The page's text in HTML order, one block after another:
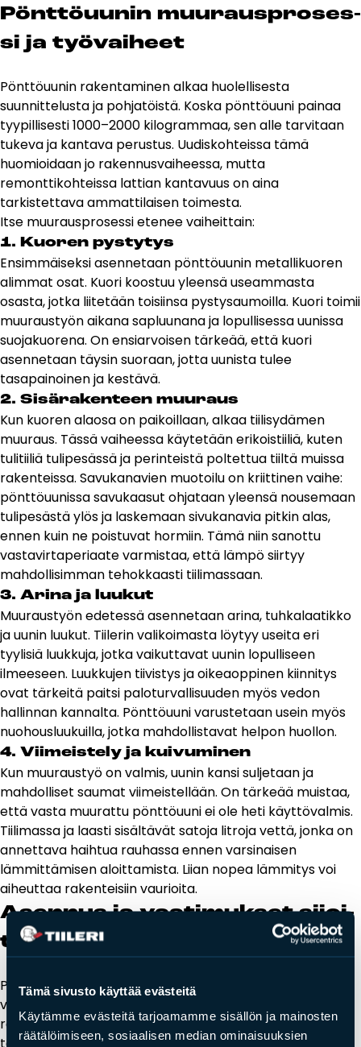
Tämä sivusto käyttää evästeitä
Käytämme evästeitä tarjoamamme sisällön ja mainosten
räätälöimiseen, sosiaalisen median ominaisuuksien
Pönt­töuu­nin muu­rausp­ro­ses­
si ja työ­vai­heet
Pönttöuunin rakentaminen alkaa huolellisesta
suunnittelusta ja pohjatöistä. Koska pönttöuuni painaa
tyypillisesti 1000–2000 kilogrammaa, sen alle tarvitaan
tukeva ja kantava perustus. Uudiskohteissa tämä
huomioidaan jo rakennusvaiheessa, mutta
remonttikohteissa lattian kantavuus on aina
tarkistettava ammattilaisen toimesta.
Itse muurausprosessi etenee vaiheittain:
1. Kuoren pystytys
Ensimmäiseksi asennetaan pönttöuunin metallikuoren
alimmat osat. Kuori koostuu yleensä useammasta
osasta, jotka liitetään toisiinsa pystysaumoilla. Kuori toimii
muuraustyön aikana sapluunana ja lopullisessa uunissa
suojakuorena. On ensiarvoisen tärkeää, että kuori
asennetaan täysin suoraan, jotta uunista tulee
tasapainoinen ja kestävä.
2. Sisärakenteen muuraus
Kun kuoren alaosa on paikoillaan, alkaa tiilisydämen
muuraus. Tässä vaiheessa käytetään erikoistiiliä, kuten
tulitiiliä tulipesässä ja perinteistä poltettua tiiltä muissa
rakenteissa. Savukanavien muotoilu on kriittinen vaihe:
pönttöuunissa savukaasut ohjataan yleensä nousemaan
tulipesästä ylös ja laskemaan sivukanavia pitkin alas,
ennen kuin ne poistuvat hormiin. Tämä niin sanottu
vastavirtaperiaate varmistaa, että lämpö siirtyy
mahdollisimman tehokkaasti tiilimassaan.
3. Arina ja luukut
Muuraustyön edetessä asennetaan arina, tuhkalaatikko
ja uunin luukut. Tiilerin valikoimasta löytyy useita eri
tyylisiä luukkuja, jotka vaikuttavat uunin lopulliseen
ilmeeseen. Luukkujen tiivistys ja oikeaoppinen kiinnitys
ovat tärkeitä paitsi paloturvallisuuden myös vedon
hallinnan kannalta. Pönttöuunivarustetaan usein myös
nuohousluukuilla, jotka mahdollistavat helpon huollon.
4. Viimeistely ja kuivuminen
Kun muuraustyö on valmis, uunin kansi suljetaan ja
mahdolliset saumat viimeistellään. On tärkeää muistaa,
että vasta muurattu pönttöuuni ei ole heti käyttövalmis.
Tiilimassa ja laasti sisältävät satoja litroja vettä, jonka on
annettava haihtua rauhassa ennen varsinaisen
lämmittämisen aloittamista. Liian nopea lämmitys voi
aiheuttaa rakenteisiin vaurioita.
Asen­nus ja vaa­ti­muk­set si­joi­
tus­pai­kal­le
Pönttöuunin sijoittaminen vaatii muutakin kuin vain
vapaan neliön olohuoneen nurkasta. Koska kyseessä on
raskas tulisija, asennuspaikan on täytettävä tietyt